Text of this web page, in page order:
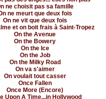
ne choisit pas sa famille
ne meurt que deux fois
On ne vit que deux fois
et on boit frais à Saint-Tropez
On the Avenue
On the Bowery
On the Ice
On the Job
On the Milky Road
On va s'aimer
On voulait tout casser
Once Fallen
Once More (Encore)
Upon A Time...in Hollywood